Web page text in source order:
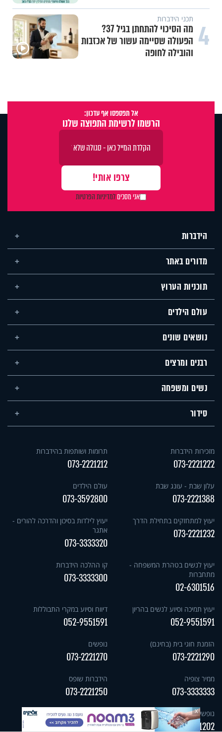
4 תכני הידברות
מה הסיכוי להתחתן בגיל 37?
הפעולה שסיימה עשור של אכזבות
והובילה לחופה
אל תפספסו אף עדכון:
הרשמו לרשימת התפוצה שלנו
אני מסכיםלמדיניות הפרטיות
הידברות
מדורים באתר
תוכניות הערוץ
עולם הילדים
נושאים שונים
רבנים ומרצים
נשים ומשפחה
סידור
מזכירות הידברות
073-2221222
תרומות ושותפות בהידברות
073-2221212
עלון שבת - עונג שבת
073-2221388
עולם הילדים
073-3592800
יעוץ למתחזקים בתחילת הדרך
073-2221232
יעוץ לילדות בסיכון והדרכה להורים -
אתגר
073-3333320
יעוץ לנשים בטהרת המשפחה -
מתחברות
02-6301516
קו ההלכה הידברות
073-3333300
יעוץ תמיכה וסיוע לנשים בהריון
052-9551591
דיווח וסיוע במקרי התבוללות
052-9551591
הזמנת חוגי בית (בחינם)
073-2221290
נופשים
073-2221270
ממיר צופיה
073-3333333
הידברות שופס
073-2221250
נופשים וסמינרים בחו"ל
073-2221202
X